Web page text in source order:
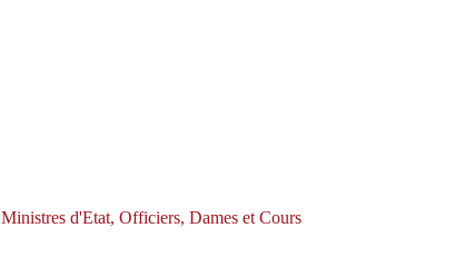
d'Etat, Officiers, Dames et Cours